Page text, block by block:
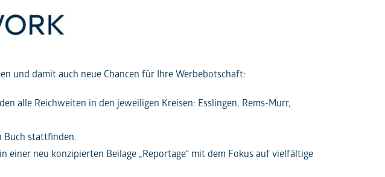
und damit auch neue Chancen für Ihre Werbebotschaft:
alle Reichweiten in den jeweiligen Kreisen: Esslingen, Rems-Murr,
Buch stattfinden.
einer neu konzipierten Beilage „Reportage“ mit dem Fokus auf vielfältige